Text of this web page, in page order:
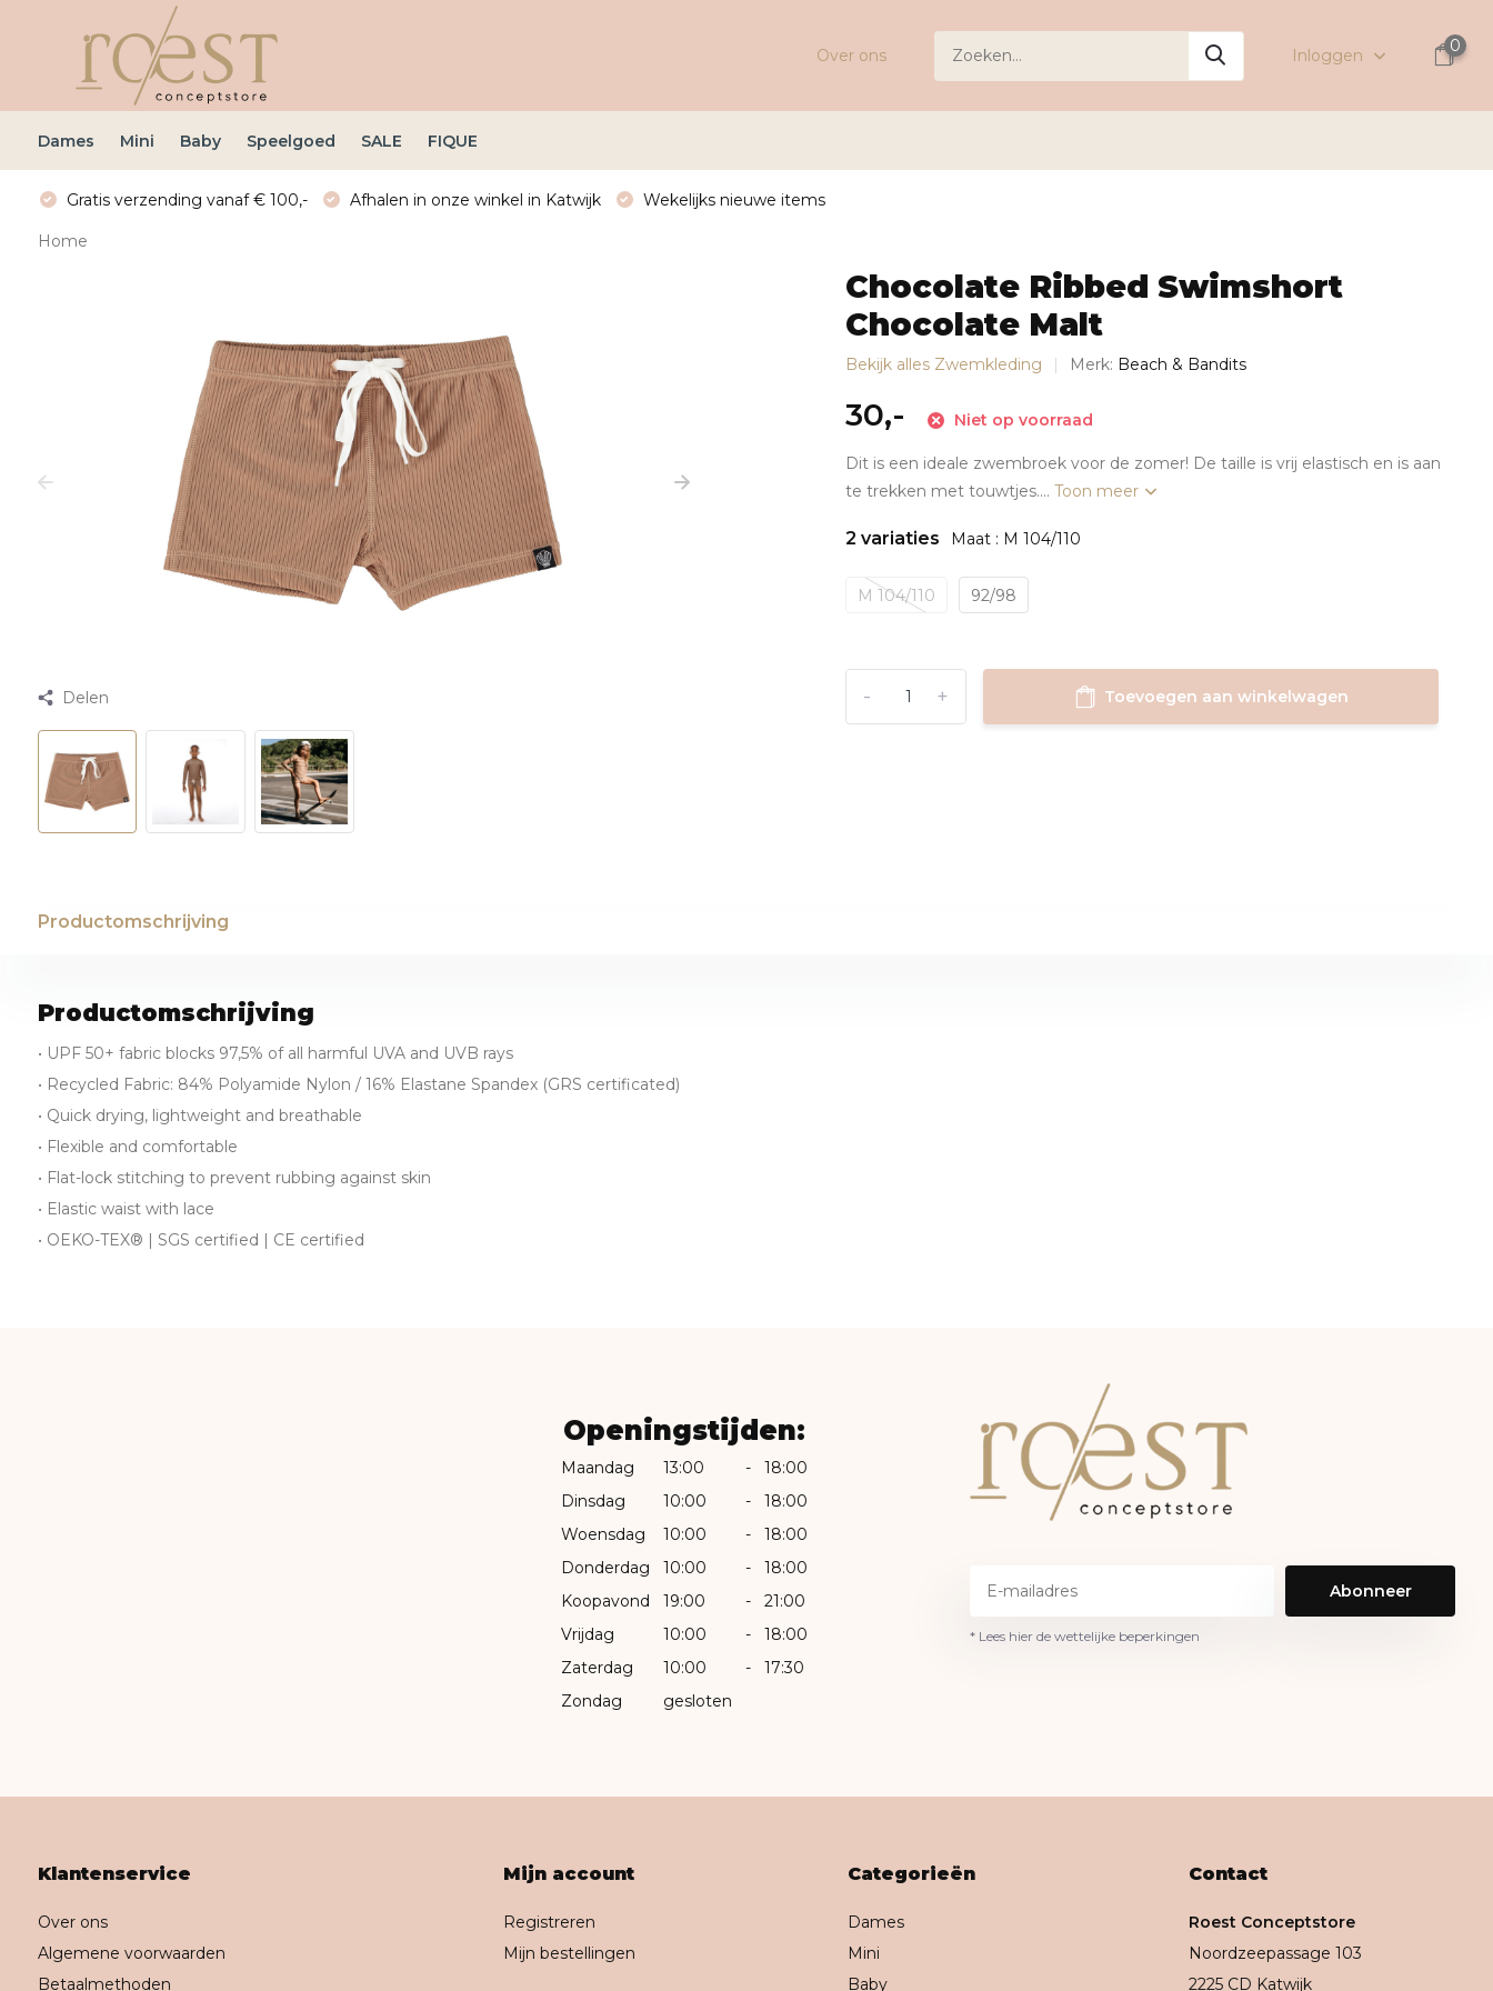
Over ons Inloggen
0
Dames Mini Baby Speelgoed SALE FIQUE
Gratis verzending vanaf € 100,- Afhalen in onze winkel in Katwijk Wekelijks nieuwe items
Home
Delen
Chocolate Ribbed Swimshort
Chocolate Malt
Bekijk alles Zwemkleding Merk: Beach & Bandits
30,- Niet op voorraad
Dit is een ideale zwembroek voor de zomer! De taille is vrij elastisch en is aan
te trekken met touwtjes....Toon meer
2 variaties Maat : M 104/110
M 104/110 92/98
+
- Toevoegen aan winkelwagen
Productomschrijving
Productomschrijving
• UPF 50+ fabric blocks 97,5% of all harmful UVA and UVB rays
• Recycled Fabric: 84% Polyamide Nylon / 16% Elastane Spandex (GRS certificated)
• Quick drying, lightweight and breathable
• Flexible and comfortable
• Flat-lock stitching to prevent rubbing against skin
• Elastic waist with lace
• OEKO-TEX® | SGS certified | CE certified
Openingstijden:
Maandag 13:00 -
18:00
Dinsdag
10:00 -
18:00
Woensdag
10:00 -
18:00
Donderdag
10:00 -
18:00
Koopavond
19:00 -
21:00
Vrijdag
10:00 -
18:00
Zaterdag
10:00 -
17:30
Zondag
gesloten
Abonneer
* Lees hier de wettelijke beperkingen
Klantenservice
Over ons
Algemene voorwaarden
Betaalmethoden
Mijn account
Registreren
Mijn bestellingen
Categorieën
Dames
Mini
Baby
Contact
Roest Conceptstore
Noordzeepassage 103
2225 CD Katwijk